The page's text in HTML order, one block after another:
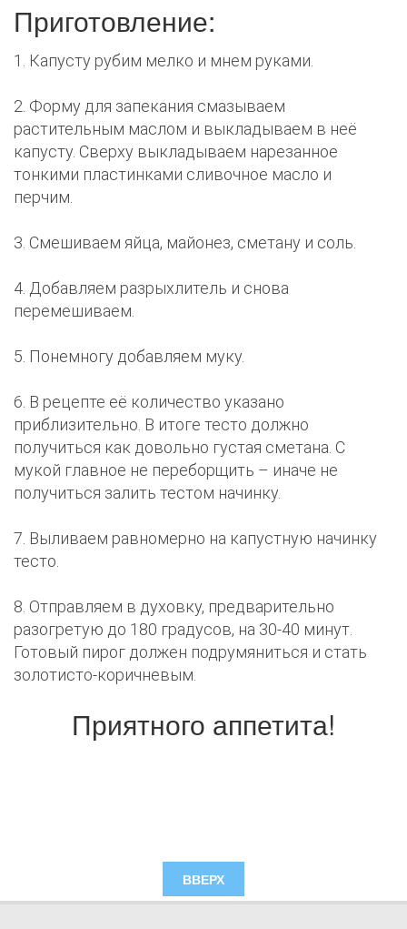
Приготовление:
1. Капусту рубим мелко и мнем руками.
2. Форму для запекания смазываем
растительным маслом и выкладываем в неё
капусту. Сверху выкладываем нарезанное
тонкими пластинками сливочное масло и
перчим.
3. Смешиваем яйца, майонез, сметану и соль.
4. Добавляем разрыхлитель и снова
перемешиваем.
5. Понемногу добавляем муку.
6. В рецепте её количество указано
приблизительно. В итоге тесто должно
получиться как довольно густая сметана. С
мукой главное не переборщить – иначе не
получиться залить тестом начинку.
7. Выливаем равномерно на капустную начинку
тесто.
8. Отправляем в духовку, предварительно
разогретую до 180 градусов, на 30-40 минут.
Готовый пирог должен подрумяниться и стать
золотисто-коричневым.
Приятного аппетита!
ВВЕРХ